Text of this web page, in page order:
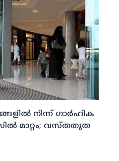
നിന്ന് ഗാര്‍ഹിക
മാറ്റം; വസ്തതുത